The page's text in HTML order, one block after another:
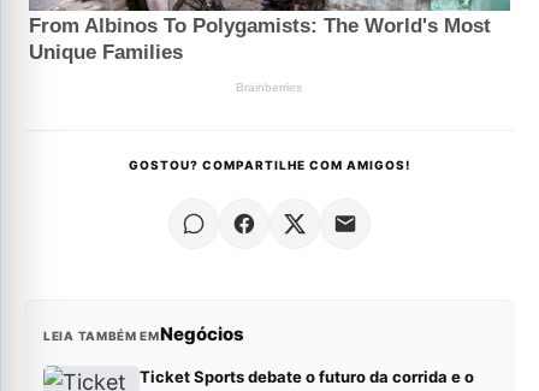
GOSTOU? COMPARTILHE COM AMIGOS!
LEIA TAMBÉM EMNegócios
Ticket Sports debate o futuro da corrida e o